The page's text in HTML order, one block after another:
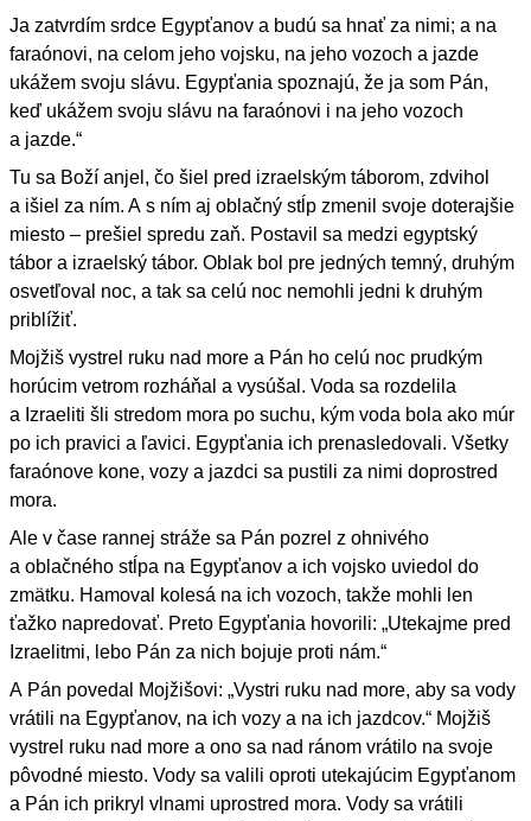
Ja zatvrdím srdce Egypťanov a budú sa hnať za nimi; a na
faraónovi, na celom jeho vojsku, na jeho vozoch a jazde
ukážem svoju slávu. Egypťania spoznajú, že ja som Pán,
keď ukážem svoju slávu na faraónovi i na jeho vozoch
a jazde.“
Tu sa Boží anjel, čo šiel pred izraelským táborom, zdvihol
a išiel za ním. A s ním aj oblačný stĺp zmenil svoje doterajšie
miesto – prešiel spredu zaň. Postavil sa medzi egyptský
tábor a izraelský tábor. Oblak bol pre jedných temný, druhým
osvetľoval noc, a tak sa celú noc nemohli jedni k druhým
priblížiť.
Mojžiš vystrel ruku nad more a Pán ho celú noc prudkým
horúcim vetrom rozháňal a vysúšal. Voda sa rozdelila
a Izraeliti šli stredom mora po suchu, kým voda bola ako múr
po ich pravici a ľavici. Egypťania ich prenasledovali. Všetky
faraónove kone, vozy a jazdci sa pustili za nimi doprostred
mora.
Ale v čase rannej stráže sa Pán pozrel z ohnivého
a oblačného stĺpa na Egypťanov a ich vojsko uviedol do
zmätku. Hamoval kolesá na ich vozoch, takže mohli len
ťažko napredovať. Preto Egypťania hovorili: „Utekajme pred
Izraelitmi, lebo Pán za nich bojuje proti nám.“
A Pán povedal Mojžišovi: „Vystri ruku nad more, aby sa vody
vrátili na Egypťanov, na ich vozy a na ich jazdcov.“ Mojžiš
vystrel ruku nad more a ono sa nad ránom vrátilo na svoje
pôvodné miesto. Vody sa valili oproti utekajúcim Egypťanom
a Pán ich prikryl vlnami uprostred mora. Vody sa vrátili